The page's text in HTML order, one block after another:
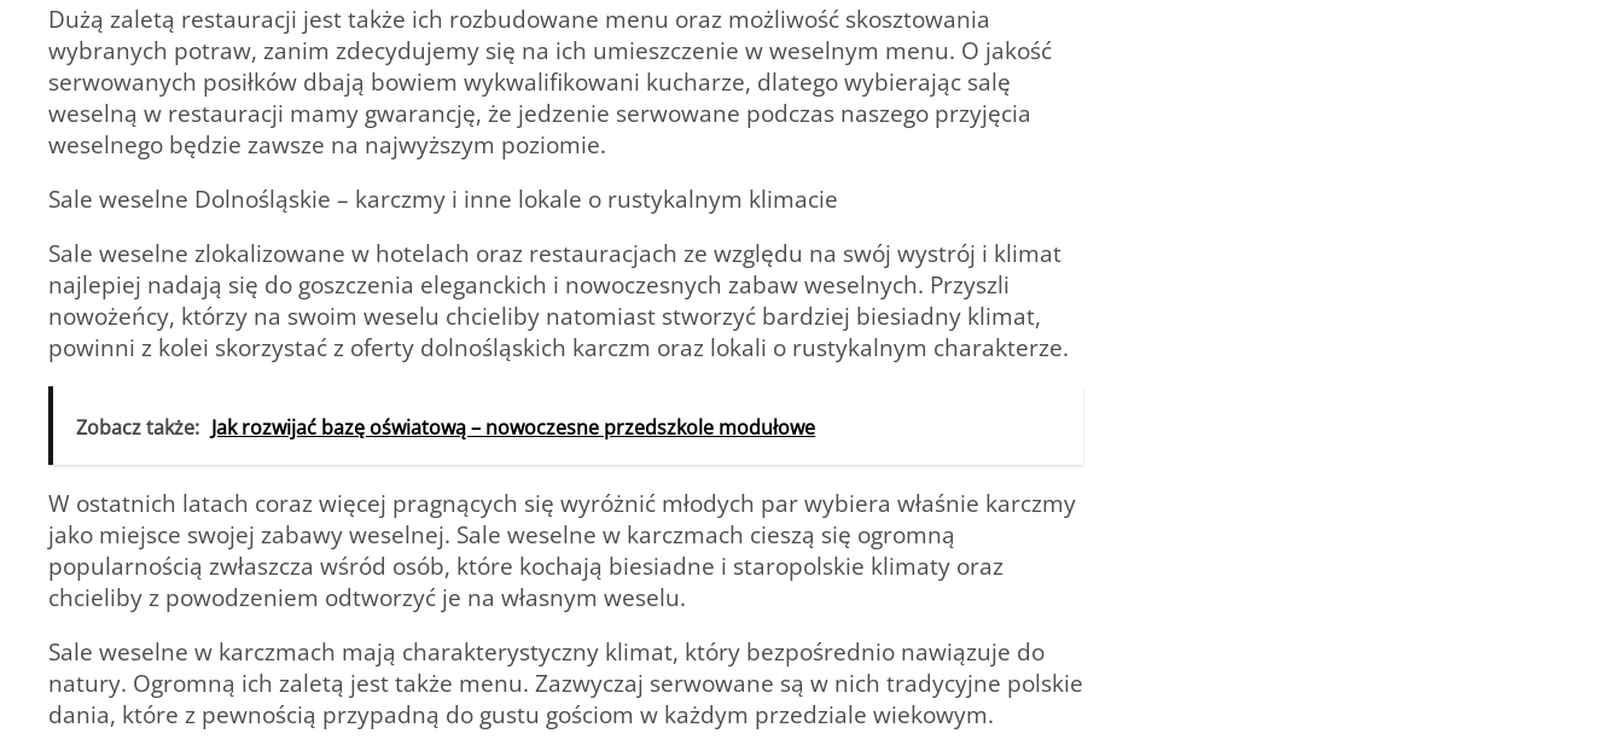
Dużą zaletą restauracji jest także ich rozbudowane menu oraz możliwość skosztowania
wybranych potraw, zanim zdecydujemy się na ich umieszczenie w weselnym menu. O jakość
serwowanych posiłków dbają bowiem wykwalifikowani kucharze, dlatego wybierając salę
weselną w restauracji mamy gwarancję, że jedzenie serwowane podczas naszego przyjęcia
weselnego będzie zawsze na najwyższym poziomie.
Sale weselne Dolnośląskie – karczmy i inne lokale o rustykalnym klimacie
Sale weselne zlokalizowane w hotelach oraz restauracjach ze względu na swój wystrój i klimat
najlepiej nadają się do goszczenia eleganckich i nowoczesnych zabaw weselnych. Przyszli
nowożeńcy, którzy na swoim weselu chcieliby natomiast stworzyć bardziej biesiadny klimat,
powinni z kolei skorzystać z oferty dolnośląskich karczm oraz lokali o rustykalnym charakterze.
Zobacz także: Jak rozwijać bazę oświatową – nowoczesne przedszkole modułowe
W ostatnich latach coraz więcej pragnących się wyróżnić młodych par wybiera właśnie karczmy
jako miejsce swojej zabawy weselnej. Sale weselne w karczmach cieszą się ogromną
popularnością zwłaszcza wśród osób, które kochają biesiadne i staropolskie klimaty oraz
chcieliby z powodzeniem odtworzyć je na własnym weselu.
Sale weselne w karczmach mają charakterystyczny klimat, który bezpośrednio nawiązuje do
natury. Ogromną ich zaletą jest także menu. Zazwyczaj serwowane są w nich tradycyjne polskie
dania, które z pewnością przypadną do gustu gościom w każdym przedziale wiekowym.